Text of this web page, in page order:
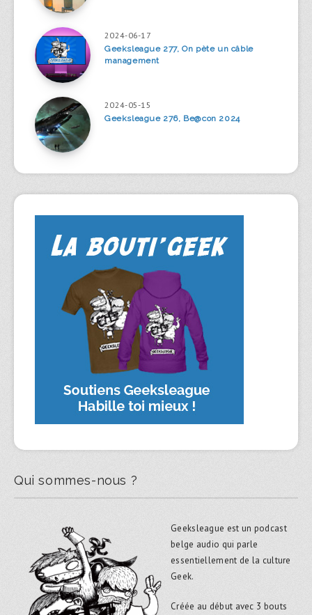
2024-06-17
Geeksleague 277, On pète un câble
management
2024-05-15
Geeksleague 276, Be@con 2024
Qui sommes-nous ?
Geeksleague est un podcast
belge audio qui parle
essentiellement de la culture
Geek.
Créée au début avec 3 bouts